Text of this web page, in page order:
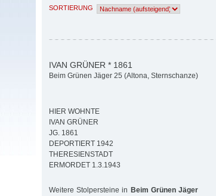
SORTIERUNG
IVAN GRÜNER * 1861
Beim Grünen Jäger 25 (Altona, Sternschanze)
HIER WOHNTE
IVAN GRÜNER
JG. 1861
DEPORTIERT 1942
THERESIENSTADT
ERMORDET 1.3.1943
Weitere Stolpersteine in Beim Grünen Jäger